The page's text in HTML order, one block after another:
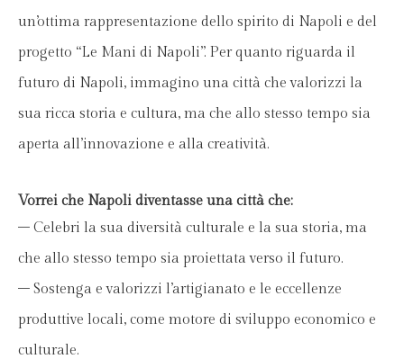
un’ottima rappresentazione dello spirito di Napoli e del
progetto “Le Mani di Napoli”. Per quanto riguarda il
futuro di Napoli, immagino una città che valorizzi la
sua ricca storia e cultura, ma che allo stesso tempo sia
aperta all’innovazione e alla creatività.
Vorrei che Napoli diventasse una città che:
– Celebri la sua diversità culturale e la sua storia, ma
che allo stesso tempo sia proiettata verso il futuro.
– Sostenga e valorizzi l’artigianato e le eccellenze
produttive locali, come motore di sviluppo economico e
culturale.